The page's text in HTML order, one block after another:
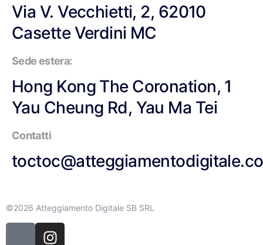
Via V. Vecchietti, 2, 62010
Casette Verdini MC
Sede estera:
Hong Kong The Coronation, 1
Yau Cheung Rd, Yau Ma Tei
Contatti
©2026 Atteggiamento Digitale SB SRL